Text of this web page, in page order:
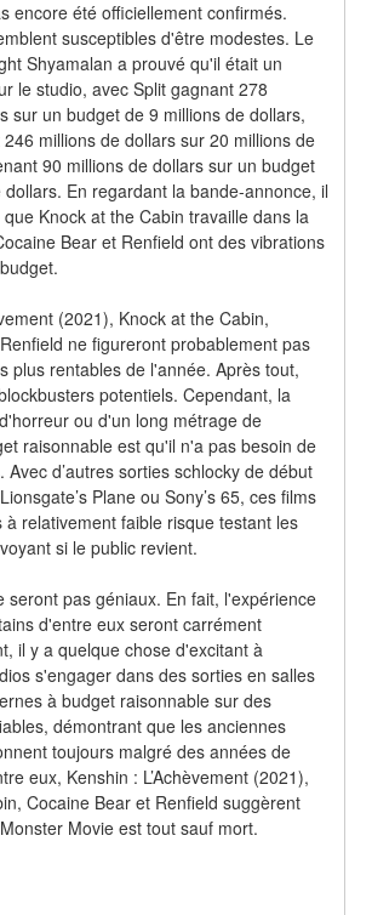
encore été officiellement confirmés.
susceptibles d'être modestes. Le
Shyamalan a prouvé qu'il était un
le studio, avec Split gagnant 278
sur un budget de 9 millions de dollars,
millions de dollars sur 20 millions de
90 millions de dollars sur un budget
En regardant la bande-annonce, il
Knock at the Cabin travaille dans la
Bear et Renfield ont des vibrations
(2021), Knock at the Cabin,
ne figureront probablement pas
plus rentables de l'année. Après tout,
potentiels. Cependant, la
ou d'un long métrage de
raisonnable est qu'il n'a pas besoin de
Avec d’autres sorties schlocky de début
Plane ou Sony’s 65, ces films
à relativement faible risque testant les
si le public revient.
seront pas géniaux. En fait, l'expérience
d'entre eux seront carrément
il y a quelque chose d'excitant à
s'engager dans des sorties en salles
à budget raisonnable sur des
démontrant que les anciennes
toujours malgré des années de
eux, Kenshin : L’Achèvement (2021),
Cocaine Bear et Renfield suggèrent
Movie est tout sauf mort.